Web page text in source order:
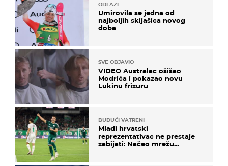
ODLAZI
Umirovila se jedna od
najboljih skijašica novog
doba
SVE OBJAVIO
VIDEO Australac ošišao
Modrića i pokazao novu
Lukinu frizuru
BUDUĆI VATRENI
Mladi hrvatski
reprezentativac ne prestaje
zabijati: Načeo mrežu